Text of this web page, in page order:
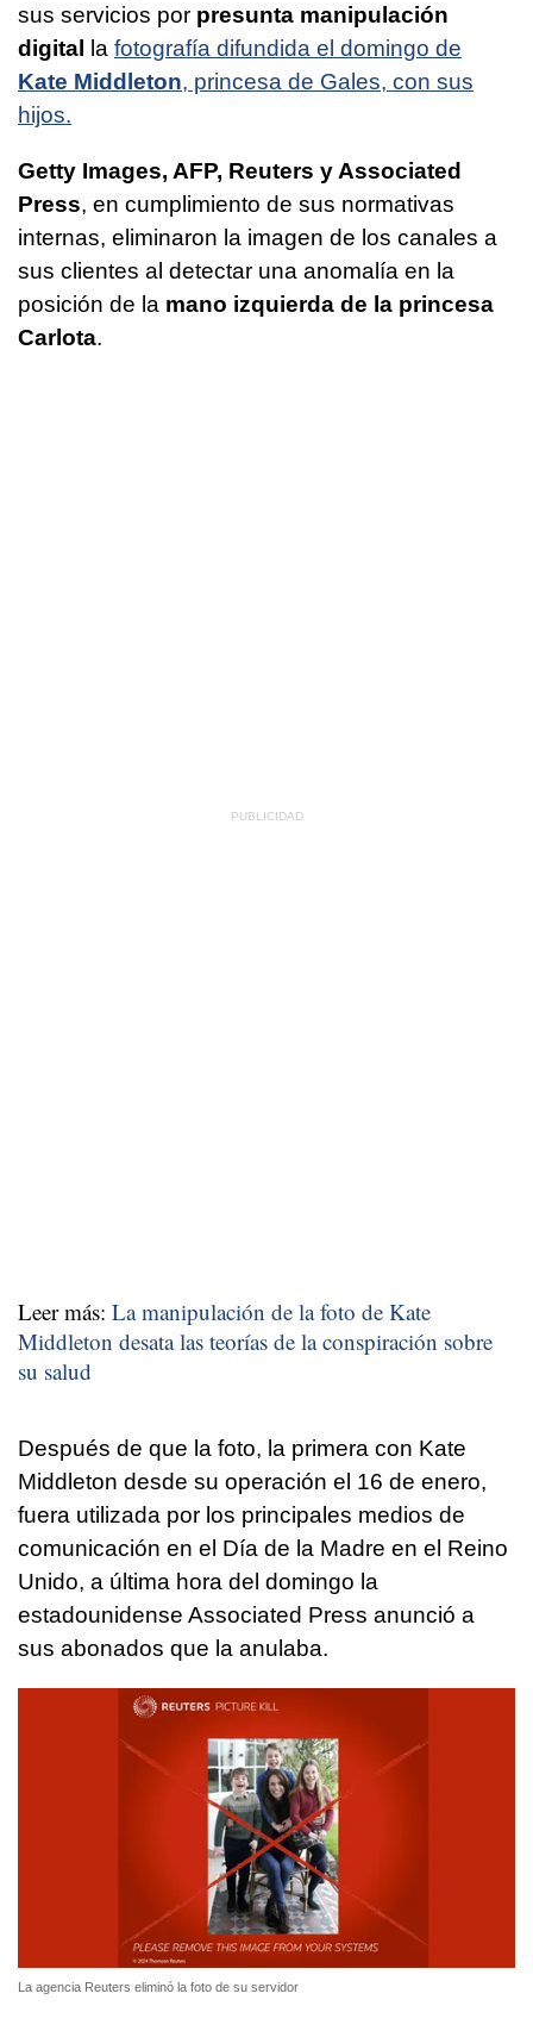
sus servicios por presunta manipulación
digital la fotografía difundida el domingo de
Kate Middleton, princesa de Gales, con sus
hijos.
Getty Images, AFP, Reuters y Associated
Press, en cumplimiento de sus normativas
internas, eliminaron la imagen de los canales a
sus clientes al detectar una anomalía en la
posición de la mano izquierda de la princesa
Carlota.
Leer más: La manipulación de la foto de Kate
Middleton desata las teorías de la conspiración sobre
su salud
Después de que la foto, la primera con Kate
Middleton desde su operación el 16 de enero,
fuera utilizada por los principales medios de
comunicación en el Día de la Madre en el Reino
Unido, a última hora del domingo la
estadounidense Associated Press anunció a
sus abonados que la anulaba.
La agencia Reuters eliminó la foto de su servidor